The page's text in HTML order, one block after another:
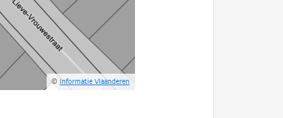
©Informatie Vlaanderen